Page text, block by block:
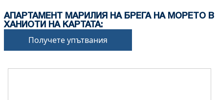
АПАРТАМЕНТ МАРИЛИЯ НА БРЕГА НА МОРЕТО В
ХАНИОТИ НА КАРТАТА:
Получете упътвания